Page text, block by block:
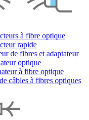
à fibre optique
rapide
de fibres et adaptateur
optique
à fibre optique
câbles à fibres optiques